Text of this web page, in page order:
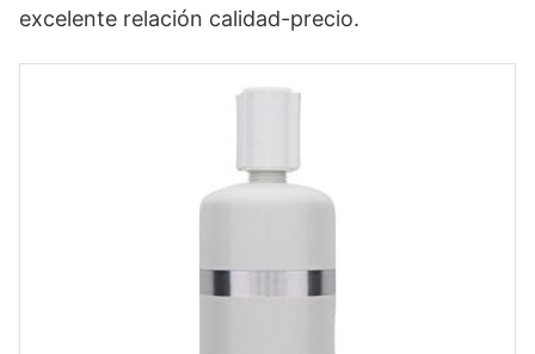
excelente relación calidad-precio.